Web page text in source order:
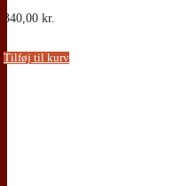
340,00 kr.
Tilføj til kurv